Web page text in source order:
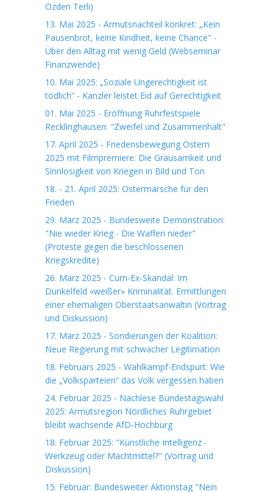
Özden Terli)
13. Mai 2025 - Armutsnachteil konkret: „Kein
Pausenbrot, keine Kindheit, keine Chance" -
Über den Alltag mit wenig Geld (Webseminar
Finanzwende)
10. Mai 2025: „Soziale Ungerechtigkeit ist
tödlich“ - Kanzler leistet Eid auf Gerechtigkeit
01. Mai 2025 - Eröffnung Ruhrfestspiele
Recklinghausen: "Zweifel und Zusammenhalt"
17. April 2025 - Friedensbewegung Ostern
2025 mit Filmpremiere: Die Grausamkeit und
Sinnlosigkeit von Kriegen in Bild und Ton
18. - 21. April 2025: Ostermärsche für den
Frieden
29. März 2025 - Bundesweite Demonstration:
"Nie wieder Krieg - Die Waffen nieder"
(Proteste gegen die beschlossenen
Kriegskredite)
26. März 2025 - Cum-Ex-Skandal: Im
Dunkelfeld «weißer» Kriminalität. Ermittlungen
einer ehemaligen Oberstaatsanwältin (Vortrag
und Diskussion)
17. März 2025 - Sondierungen der Koalition:
Neue Regierung mit schwacher Legitimation
18. Februars 2025 - Wahlkampf-Endspurt: Wie
die „Volksparteien“ das Volk vergessen haben
24. Februar 2025 - Nachlese Bundestagswahl
2025: Armutsregion Nördliches Ruhrgebiet
bleibt wachsende AfD-Hochburg
18. Februar 2025: "Künstliche Intelligenz -
Werkzeug oder Machtmittel?" (Vortrag und
Diskussion)
15. Februar: Bundesweiter Aktionstag "Nein